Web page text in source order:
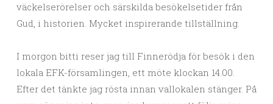
väckelserörelser och särskilda besökelsetider från
Gud, i historien. Mycket inspirerande tillställning.
I morgon bitti reser jag till Finnerödja för besök i den
lokala EFK-församlingen, ett möte klockan 14.00.
Efter det tänkte jag rösta innan vallokalen stänger. På